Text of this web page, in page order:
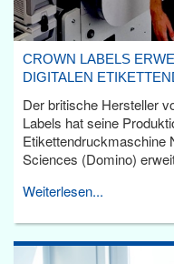
CROWN LABELS
DIGITALEN
Der britische Hersteller
Labels hat seine
Etikettendruckmaschine
Sciences (Domino)
Weiterlesen...